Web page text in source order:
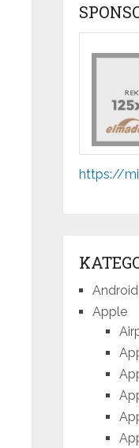
Mp3
https://
Android
Apple